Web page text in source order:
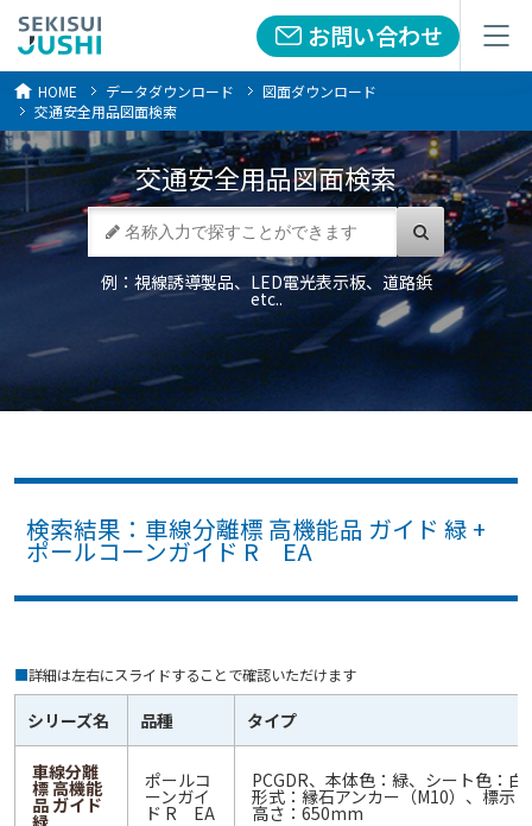
お問い合わせ
メニュー お問い合わせ
メニュー
HOME データダウンロード
図面ダウンロード
交通安全用品図面検索
交通安全用品図面検索
例：視線誘導製品、LED電光表示板、道路鋲
etc..
検索結果：車線分離標 高機能品 ガイド 緑 +
ポールコーンガイド R EA
■詳細は左右にスライドすることで確認いただけます
シリーズ名 品種 タイプ
車線分離
標 高機能
品 ガイド
緑
ポールコ
ーンガイ
ド R EA
PCGDR、本体色：緑、シート色：白
形式：縁石アンカー（M10）、標示
高さ：650mm